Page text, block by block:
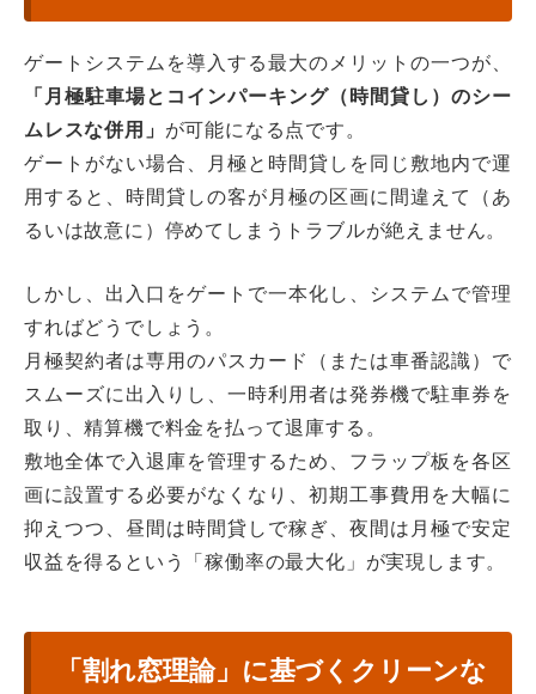
ゲートシステムを導入する最大のメリットの一つが、
「月極駐車場とコインパーキング（時間貸し）のシー
ムレスな併用」 が可能になる点です。
ゲートがない場合、月極と時間貸しを同じ敷地内で運
用すると、時間貸しの客が月極の区画に間違えて（あ
るいは故意に）停めてしまうトラブルが絶えません。
しかし、出入口をゲートで一本化し、システムで管理
すればどうでしょう。
月極契約者は専用のパスカード（または車番認識）で
スムーズに出入りし、一時利用者は発券機で駐車券を
取り、精算機で料金を払って退庫する。
敷地全体で入退庫を管理するため、フラップ板を各区
画に設置する必要がなくなり、初期工事費用を大幅に
抑えつつ、昼間は時間貸しで稼ぎ、夜間は月極で安定
収益を得るという「稼働率の最大化」が実現します。
「割れ窓理論」に基づくクリーンな